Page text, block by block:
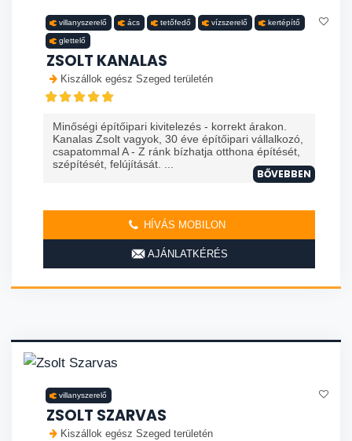
villanyszerelő ács tetőfedő vízszerelő kertépítő
glettelő
ZSOLT KANALAS
Kiszállok egész Szeged területén
Minőségi építőipari kivitelezés - korrekt árakon.
Kanalas Zsolt vagyok, 30 éve építőipari vállalkozó,
csapatommal A - Z ránk bízhatja otthona építését,
szépítését, felújítását. ...
BŐVEBBEN
HÍVÁS MOBILON
AJÁNLATKÉRÉS
villanyszerelő
ZSOLT SZARVAS
Kiszállok egész Szeged területén